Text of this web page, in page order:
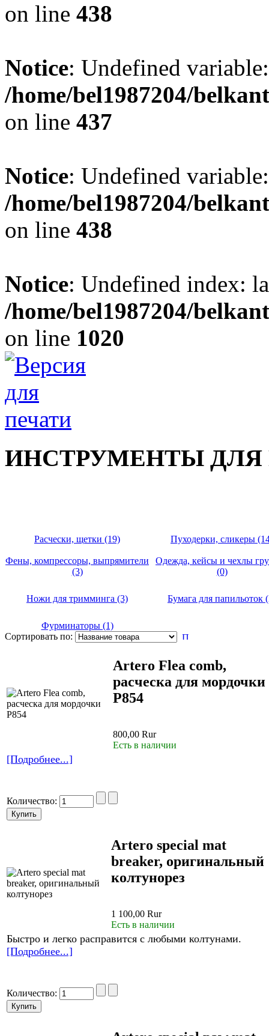
on line 438
Notice: Undefined
/home/bel1987204/
on line 437
Notice: Undefined
/home/bel1987204/
on line 438
Notice: Undefined index:
/home/bel1987204/
on line 1020
ИНСТРУМЕНТЫ
Расчески, щетки (19) Пуходерки, сликеры
Фены, компрессоры, выпрямители
(3)
Одежда, кейсы и чехлы
(0)
Ножи для тримминга (3) Бумага для папильоток
Фурминаторы (1)
Сортировать по:
Artero Flea comb,
расческа для мордочки
P854
800,00 Rur
Есть в наличии
[Подробнее...]
Количество:
Artero special mat
breaker, оригинальный
колтунорез
1 100,00 Rur
Есть в наличии
Быстро и легко расправится с любыми колтунами.
[Подробнее...]
Количество: